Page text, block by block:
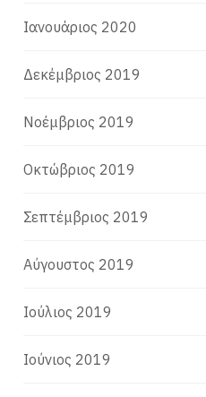
Ιανουάριος 2020
Δεκέμβριος 2019
Νοέμβριος 2019
Οκτώβριος 2019
Σεπτέμβριος 2019
Αύγουστος 2019
Ιούλιος 2019
Ιούνιος 2019